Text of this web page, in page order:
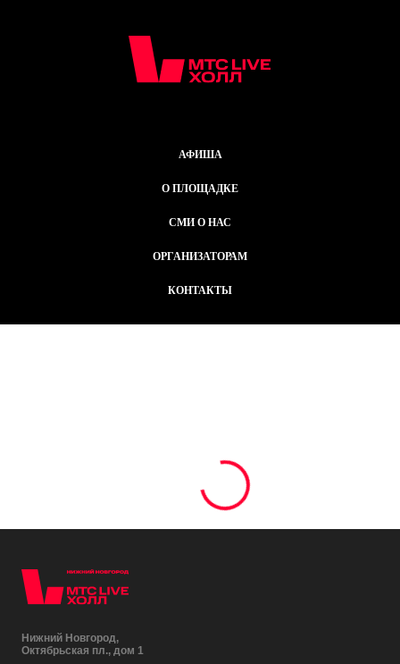
АФИША
О ПЛОЩАДКЕ
СМИ О НАС
ОРГАНИЗАТОРАМ
КОНТАКТЫ
Нижний Новгород,
Октябрьская пл., дом 1